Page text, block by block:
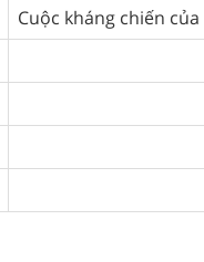
Cuộc kháng chiến